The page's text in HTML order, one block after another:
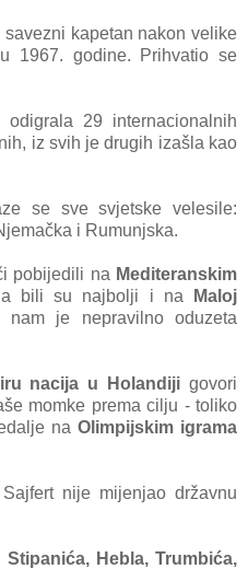
kapetan nakon velike
1967. godine. Prihvatio se
29 internacionalnih
iz svih je drugih izašla kao
se sve svjetske velesile:
i Rumunjska.
pobijedili na Mediteranskim
bili su najbolji i na
Maloj
nam je nepravilno oduzeta
nacija u Holandiji govori
momke prema cilju - toliko
na Olimpijskim igrama
nije mijenjao državnu
Stipanića, Hebla, Trumbića,